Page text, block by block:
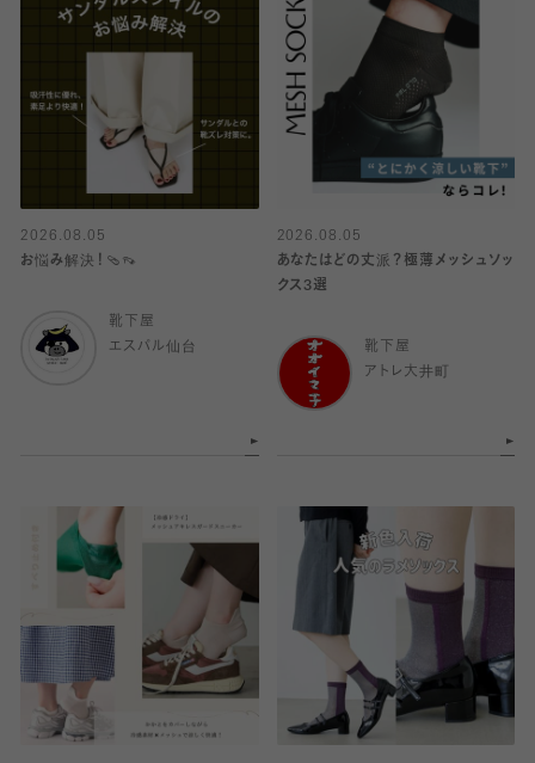
2026.08.05
お悩み解決！🩴👡
靴下屋
エスパル仙台
2026.08.05
あなたはどの丈派？極薄メッシュソッ
クス3選
靴下屋
アトレ大井町